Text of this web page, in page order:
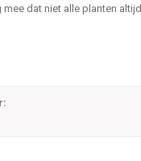
dat niet alle planten altijd